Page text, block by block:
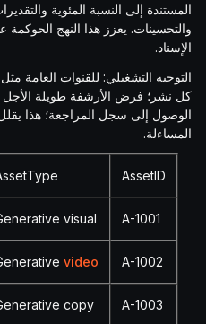
المستندة إلى النسبة المئوية
والتحسينات. يعزز هذا النهج
الإسناد.
التوجيه التشغيلي: للقنوات العامة
كل نشر؛ فرض الأرشفة طويلة
الوصول إلى سجل المراجعة؛ هذا
المساءلة.
AssetID
A-1001
visual
A-1002
video
A-1003
copy